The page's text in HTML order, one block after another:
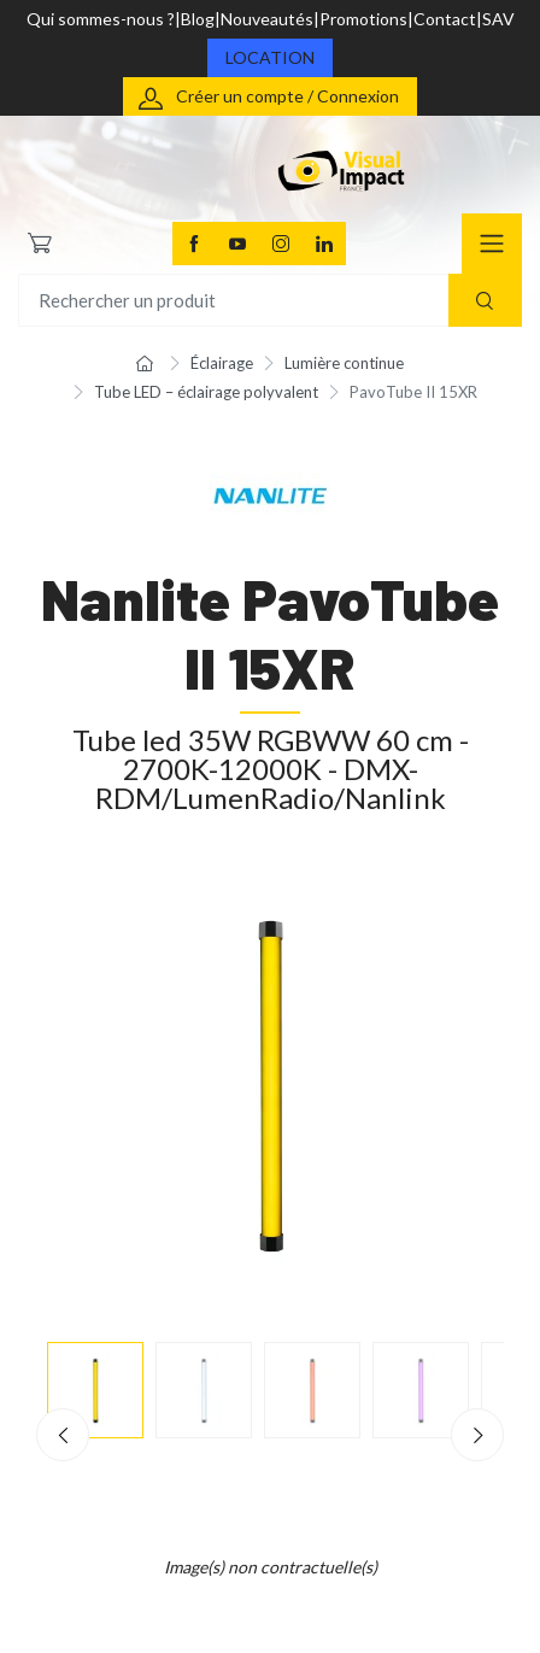
Qui sommes-nous ? Blog Nouveautés Promotions Contact SAV
LOCATION
Créer un compte / Connexion
Éclairage
Lumière continue
Tube LED – éclairage polyvalent
PavoTube II 15XR
Nanlite PavoTube
II 15XR
Tube led 35W RGBWW 60 cm -
2700K-12000K - DMX-
RDM/LumenRadio/Nanlink
Image(s) non contractuelle(s)